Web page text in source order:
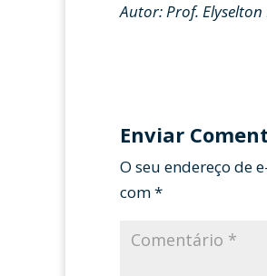
Autor: Prof. Elyselton
Enviar
O seu endereço de
com*